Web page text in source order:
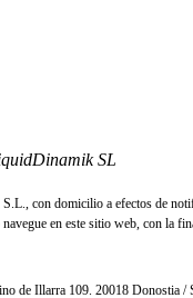
SL
S.L., con domicilio a efectos de
en este sitio web, con la
de Illarra 109. 20018 Donostia /